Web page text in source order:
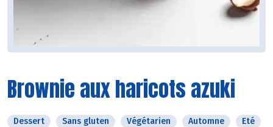
Brownie aux haricots azuki
Dessert Sans gluten Végétarien Automne
Eté